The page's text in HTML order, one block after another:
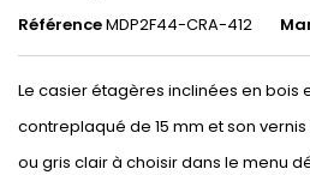
RéférenceMDP2F44-CRA-412
Le casier étagères inclinées en bois
contreplaqué de 15 mm et son
ou gris clair à choisir dans le menu